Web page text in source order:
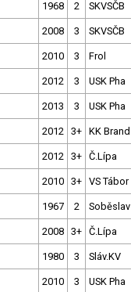
1968 2 SKVSČB
2008 3 SKVSČB
2010 3 Frol
2012 3 USK Pha
2013 3 USK Pha
2012 3+ KK Brand
2012 3+ Č.Lípa
2010 3+ VS Tábor
1967 2 Soběslav
2008 3+ Č.Lípa
1980 3 Sláv.KV
2010 3 USK Pha